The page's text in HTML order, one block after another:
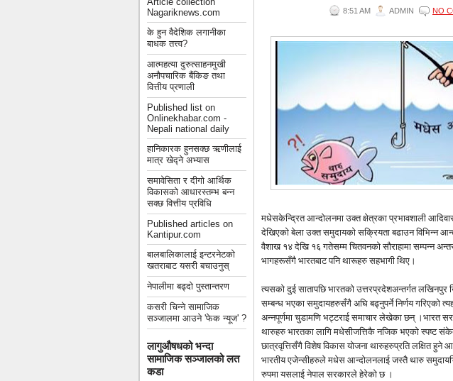
Nagariknews.com
के हुन वैदेशिक लगानीका
बाधक तत्त्व?
आत्महत्या दुरुत्साहनमुखी
अनौपचारिक बैंकिङ तथा
वित्तीय प्रणाली
Published list on
Onlinekhabar.com -
Nepali national daily
हानिकारक हुनसक्छ ऋणीलाई
मात्र खेद्ने अभ्यास
समावेसिता र दीगो आर्थिक
विकासको आधारस्तम्भ बन्न
सक्छ वित्तीय प्रविधि
Published articles on
Kantipur.com
बालबालिकालाई इन्टरनेटको
खतराबाट यसरी बचाउनुस्
नेपालीमा बढ्दो पुस्तान्तरण
कसरी चिन्ने सामाजिक
सञ्जालमा आउने 'फेक न्यूज' ?
लागुऔषधको भन्दा
सामाजिक सञ्जालको लत
कडा
8:51 AM ADMIN NO
मधेसकेन्द्रित आन्दोलनमा उक्त क्षेत्रका प्रभावशाली
देखिएको बेला उक्त समुदायको सक्रियता बढाउन विभिन्न
वैशाख १४ देखि १६ गतेसम्म चितवनको सौराहामा सम्पन्न
भागहरूसँगै भारतबाट पनि थारूहरु सहभागी थिए।
त्यसको दुई सातापछि भारतको उत्तरप्रदेशअन्तर्गत लखिनपुर
सम्बन्ध भएका समुदायहरुसँगै अघि बढ्नुपर्ने निर्णय गरिएको
अन्नपूर्णमा चुडामणि भट्टराई समाचार लेखेका छन् ।भारत
थारुहरु भारतका लागि मधेसीजत्तिकै नजिक भएको स्पष्ट
छात्रवृत्तिसँगै विशेष विकास योजना थारुहरुप्रति लक्षित हुने
भारतीय एजेन्सीहरुले मधेस आन्दोलनलाई जस्तै थारु
रुपमा यसलाई नेपाल सरकारले हेरेको छ ।